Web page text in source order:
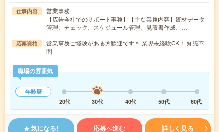
仕事内容
営業事務
【広告会社でのサポート事務】【主な業務内容】資材データ
管理、チェック、スケジュール管理、見積書作成、…
応募資格
営業事務ご経験がある方歓迎です＊ 業界未経験OK！ 知識不
問
職場の雰囲気
年齢層
20代
30代 40代 50代 60代
気になる! 応募へ進む 詳しく見る